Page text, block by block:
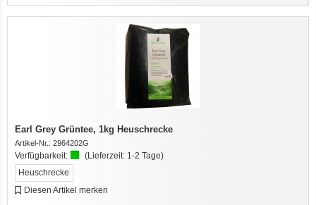
Earl Grey Grüntee, 1kg Heuschrecke
Artikel-Nr.: 2964202G
Verfügbarkeit: (Lieferzeit: 1-2 Tage)
Heuschrecke
Diesen Artikel merken